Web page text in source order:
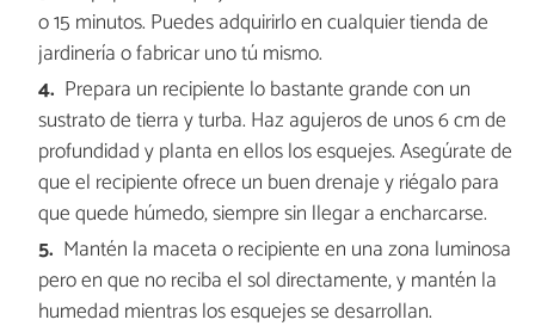
o 15 minutos. Puedes adquirirlo en cualquier tienda de
jardinería o fabricar uno tú mismo.
Prepara un recipiente lo bastante grande con un
sustrato de tierra y turba. Haz agujeros de unos 6 cm de
profundidad y planta en ellos los esquejes. Asegúrate de
que el recipiente ofrece un buen drenaje y riégalo para
que quede húmedo, siempre sin llegar a encharcarse.
Mantén la maceta o recipiente en una zona luminosa
pero en que no reciba el sol directamente, y mantén la
humedad mientras los esquejes se desarrollan.